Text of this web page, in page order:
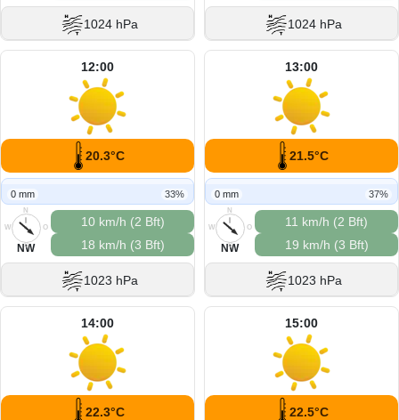
1024 hPa 1024 hPa
12:00
20.3°C
0 mm 33%
N
O
S
W
NW
10 km/h (2 Bft)
18 km/h (3 Bft)
1023 hPa
13:00
21.5°C
0 mm 37%
N
O
S
W
NW
11 km/h (2 Bft)
19 km/h (3 Bft)
1023 hPa
14:00
22.3°C
15:00
22.5°C